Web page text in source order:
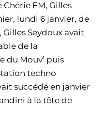
FM, Gilles
lundi 6 janvier, de
Gilles Seydoux avait
de la
du Mouv’ puis
techno
succédé en janvier
à la tête de